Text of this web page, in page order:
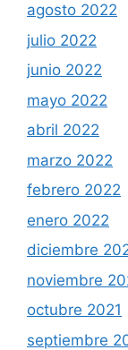
agosto 2022
julio 2022
junio 2022
mayo 2022
abril 2022
marzo 2022
febrero 2022
enero 2022
diciembre
noviembre
octubre 2021
septiembre